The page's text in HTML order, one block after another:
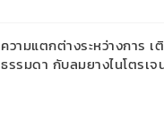
ความแตกต่างระหว่างการ เ
ธรรมดา กับลมยางไนโตรเจ